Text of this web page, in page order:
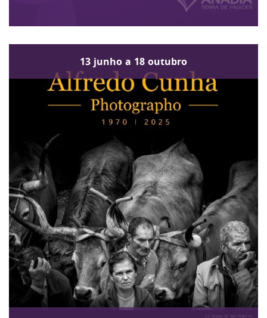
13 junho a 18 outubro